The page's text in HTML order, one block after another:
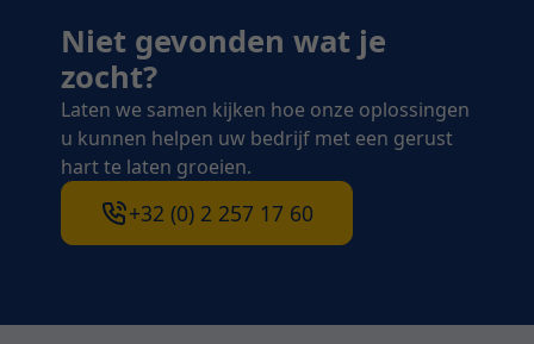
Niet gevonden wat je
zocht?
Laten we samen kijken hoe onze oplossingen
u kunnen helpen uw bedrijf met een gerust
hart te laten groeien.
+32 (0) 2 257 17 60